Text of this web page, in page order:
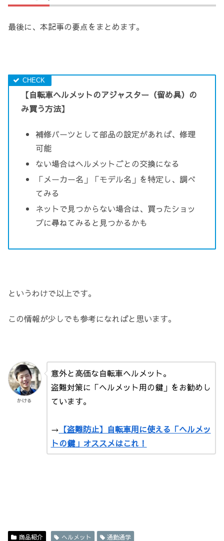
最後に、本記事の要点をまとめます。
【自転車ヘルメットのアジャスター（留め具）の
み買う方法】
補修パーツとして部品の設定があれば、修理
可能
ない場合はヘルメットごとの交換になる
「メーカー名」「モデル名」を特定し、調べ
てみる
ネットで見つからない場合は、買ったショッ
プに尋ねてみると見つかるかも
というわけで以上です。
この情報が少しでも参考になればと思います。
かける
意外と高価な自転車ヘルメット。
盗難対策に「ヘルメット用の鍵」をお勧めし
ています。
→ 【盗難防止】自転車用に使える「ヘルメッ
トの鍵」オススメはこれ！
商品紹介 ヘルメット 通勤通学